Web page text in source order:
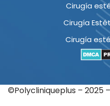
Cirugía
Cirugía
Cirugía
©Polycliniqueplus – 2025 –